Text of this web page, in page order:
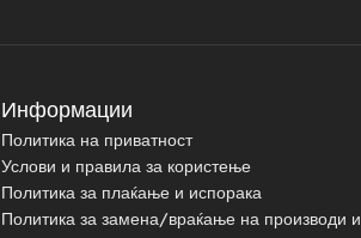
Информации
Политика на приватност
Услови и правила за користење
Политика за плаќање и испорака
Политика за замена/враќање на производи и